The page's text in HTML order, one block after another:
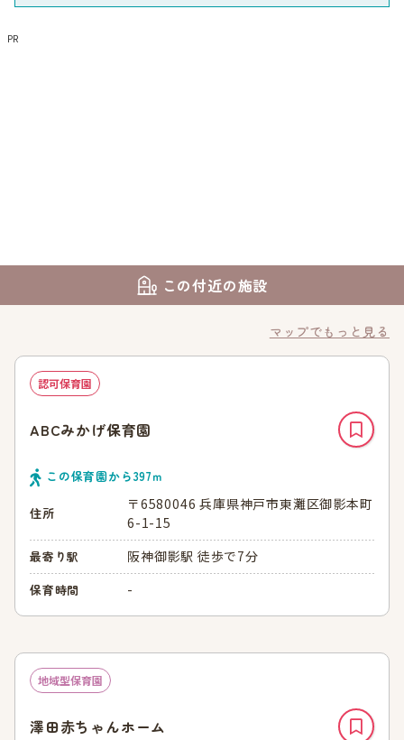
PR
この付近の施設
マップでもっと見る
認可保育園
ABCみかげ保育園
この保育園から397ｍ
住所
〒6580046 兵庫県神戸市東灘区御影本町
6-1-15
最寄り駅 阪神御影駅 徒歩で7分
保育時間 -
地域型保育園
澤田赤ちゃんホーム